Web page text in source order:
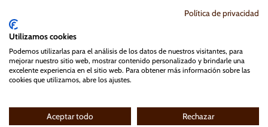
Aviso legal
Términos y condiciones en la compra de cupones
Copyright 2026 © Kadrit Hotel
Política de privacidad
Utilizamos cookies
Podemos utilizarlas para el análisis de los datos de nuestros visitantes, para
mejorar nuestro sitio web, mostrar contenido personalizado y brindarle una
excelente experiencia en el sitio web. Para obtener más información sobre las
cookies que utilizamos, abre los ajustes.
Aceptar todo Rechazar